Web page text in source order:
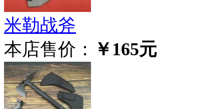
米勒战斧
本店售价： ￥165元